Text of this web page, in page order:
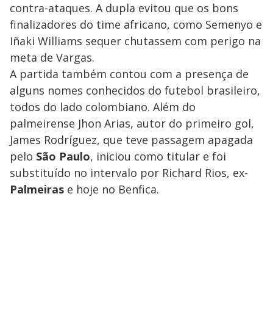
contra-ataques. A dupla evitou que os bons
finalizadores do time africano, como Semenyo e
Iñaki Williams sequer chutassem com perigo na
meta de Vargas.
A partida também contou com a presença de
alguns nomes conhecidos do futebol brasileiro,
todos do lado colombiano. Além do
palmeirense Jhon Arias, autor do primeiro gol,
James Rodríguez, que teve passagem apagada
pelo São Paulo, iniciou como titular e foi
substituído no intervalo por Richard Rios, ex-
Palmeiras e hoje no Benfica.